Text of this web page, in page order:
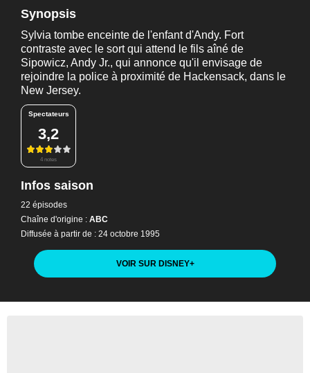
Synopsis
Sylvia tombe enceinte de l'enfant d'Andy. Fort
contraste avec le sort qui attend le fils aîné de
Sipowicz, Andy Jr., qui annonce qu'il envisage de
rejoindre la police à proximité de Hackensack, dans le
New Jersey.
Spectateurs
3,2
4 notes
Infos saison
22 épisodes
Chaîne d'origine : ABC
Diffusée à partir de : 24 octobre 1995
VOIR SUR DISNEY+